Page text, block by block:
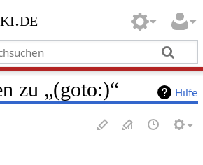
Hilfe
zu „(goto:)“